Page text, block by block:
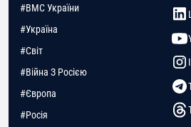
#ВМС України
#Україна
#Світ
#Війна З Росією
#Європа
#Росія